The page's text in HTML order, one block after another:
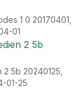
1 0 20170401,
01
2 5b
5b 20240125,
01-25